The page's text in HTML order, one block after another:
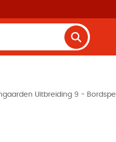
Uitbreiding 9 - Bordspel